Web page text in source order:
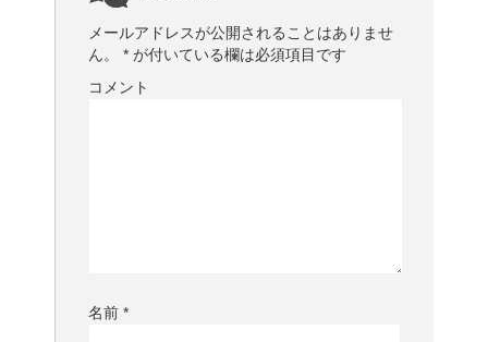
メールアドレスが公開されることはありませ
ん。
* が付いている欄は必須項目です
コメント
名前 *